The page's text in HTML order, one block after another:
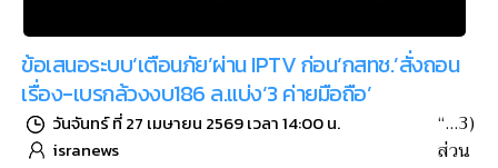
ข้อเสนอระบบ‘เตือนภัย’ผ่าน IPTV ก่อน‘กสทช.’สั่งถอน
เรื่อง-เบรกล้วงงบ186 ล.แบ่ง‘3 ค่ายมือถือ’
วันจันทร์ ที่ 27 เมษายน 2569 เวลา 14:00 น.
isranews
“…3)
ส่วน